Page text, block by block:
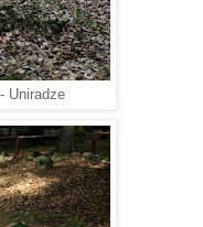
Uniradze